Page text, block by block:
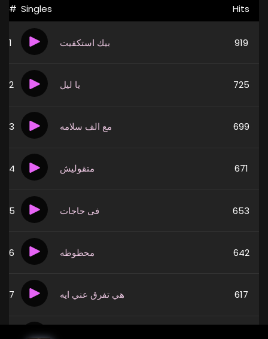
# Singles Hits
1 بيك استكفيت 919
2 يا ليل 725
3 مع الف سلامه 699
4 متقوليش 671
5 فى حاجات 653
6 محظوظه 642
7 هي تفرق عني ايه 617